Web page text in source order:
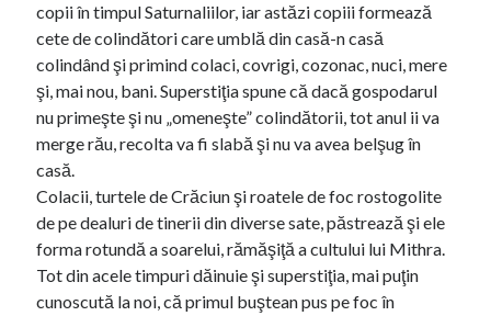
copii în timpul Saturnaliilor, iar astăzi copiii formează
cete de colindători care umblă din casă-n casă
colindând şi primind colaci, covrigi, cozonac, nuci, mere
şi, mai nou, bani. Superstiţia spune că dacă gospodarul
nu primeşte şi nu „omeneşte” colindătorii, tot anul ii va
merge rău, recolta va fi slabă şi nu va avea belşug în
casă.
Colacii, turtele de Crăciun şi roatele de foc rostogolite
de pe dealuri de tinerii din diverse sate, păstrează şi ele
forma rotundă a soarelui, rămăşiţă a cultului lui Mithra.
Tot din acele timpuri dăinuie şi superstiţia, mai puţin
cunoscută la noi, că primul buştean pus pe foc în